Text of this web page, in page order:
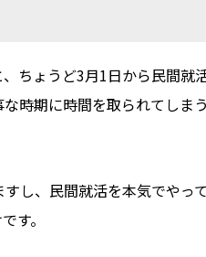
ちょうど3月1日から民間就
時期に時間を取られてしま
し、民間就活を本気でやっ
す。